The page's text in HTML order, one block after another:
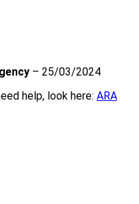
– 25/03/2024
help, look here: ARA